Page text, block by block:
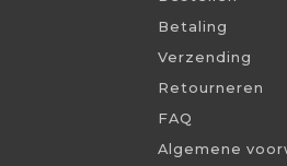
Betaling
Verzending
Retourneren
FAQ
Algemene